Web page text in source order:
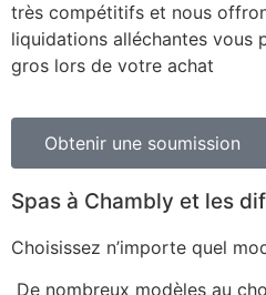
très compétitifs et nous
liquidations alléchantes vous
gros lors de votre achat
Obtenir une soumission
Spas à Chambly et les
Choisissez n’importe quel
De nombreux modèles au